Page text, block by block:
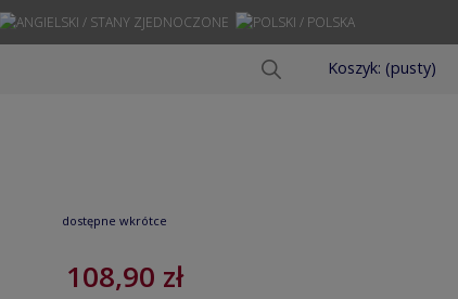
Koszyk: (pusty)
dostępne wkrótce
108,90 zł